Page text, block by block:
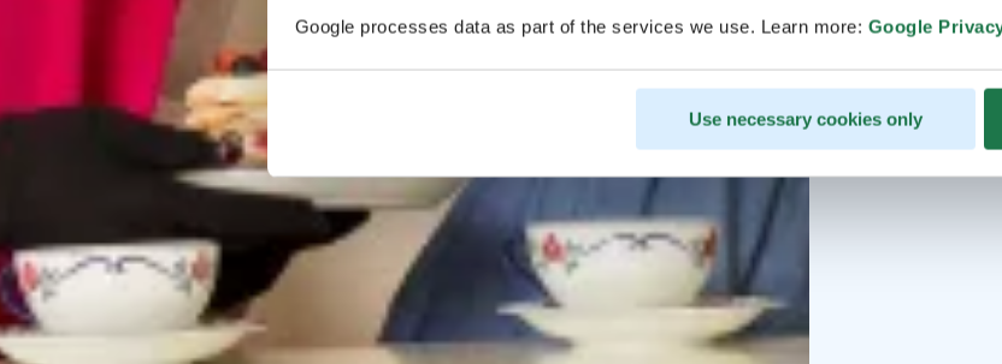
Google processes data as part of the services we use. Learn more: Google
Use necessary cookies only